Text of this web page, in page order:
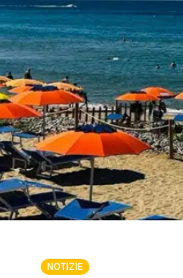
NOTIZIE